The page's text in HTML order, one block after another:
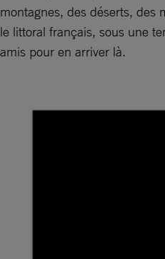
montagnes, des déserts, des
le littoral français, sous une
amis pour en arriver là.